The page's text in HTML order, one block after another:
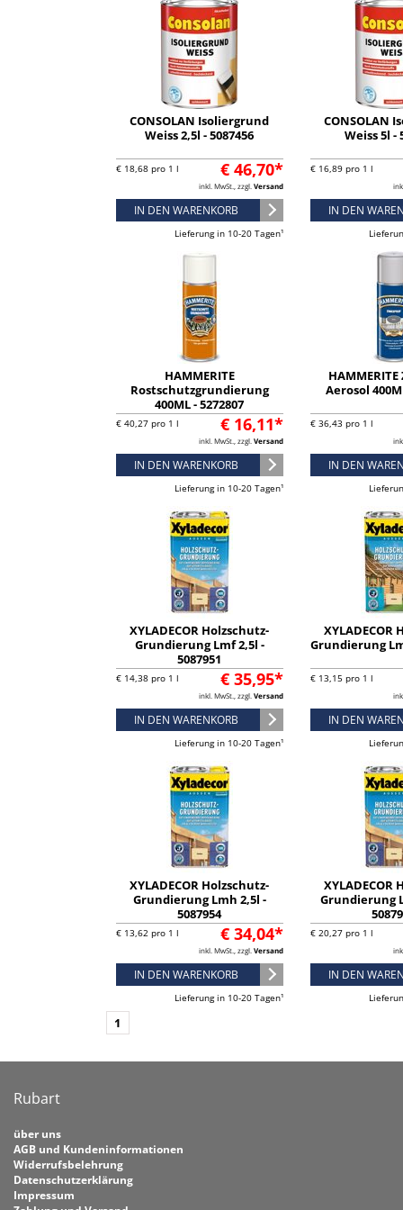
CONSOLAN Isoliergrund
Weiss 2,5l - 5087456
€ 46,70*
€ 18,68 pro 1 l
inkl. MwSt., zzgl. Versand
IN DEN WARENKORB
Lieferung in 10-20 Tagen¹
CONSOLAN
Weiss 5l -
€ 16,89 pro 1 l
IN DEN
HAMMERITE
Rostschutzgrundierung
400ML - 5272807
€ 16,11*
€ 40,27 pro 1 l
inkl. MwSt., zzgl. Versand
IN DEN WARENKORB
Lieferung in 10-20 Tagen¹
Aerosol
€ 36,43 pro 1 l
IN DEN
XYLADECOR Holzschutz-
Grundierung Lmf 2,5l -
5087951
€ 35,95*
€ 14,38 pro 1 l
inkl. MwSt., zzgl. Versand
IN DEN WARENKORB
Lieferung in 10-20 Tagen¹
XYLADECOR
Grundierung
€ 13,15 pro 1 l
IN DEN
XYLADECOR Holzschutz-
Grundierung Lmh 2,5l -
5087954
€ 34,04*
€ 13,62 pro 1 l
inkl. MwSt., zzgl. Versand
IN DEN WARENKORB
Lieferung in 10-20 Tagen¹
XYLADECOR
Grundierung
€ 20,27 pro 1 l
IN DEN
1
Rubart
über uns
AGB und Kundeninformationen
Widerrufsbelehrung
Datenschutzerklärung
Impressum